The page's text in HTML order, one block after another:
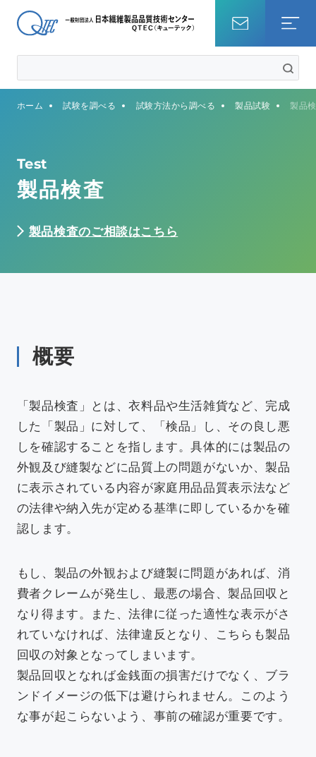
採用情報 依頼方法について
JA / EN
試験を調べる
QTECについて
ホーム 試験を調べる 試験方法から調べる 製品試験 製品
Test
製品検査
製品検査のご相談はこちら
概要
「製品検査」とは、衣料品や生活雑貨など、完成
した「製品」に対して、「検品」し、その良し悪
しを確認することを指します。具体的には製品の
外観及び縫製などに品質上の問題がないか、製品
に表示されている内容が家庭用品品質表示法など
の法律や納入先が定める基準に即しているかを確
認します。
もし、製品の外観および縫製に問題があれば、消
費者クレームが発生し、最悪の場合、製品回収と
なり得ます。また、法律に従った適性な表示がさ
れていなければ、法律違反となり、こちらも製品
回収の対象となってしまいます。
製品回収となれば金銭面の損害だけでなく、ブラ
ンドイメージの低下は避けられません。このよう
な事が起こらないよう、事前の確認が重要です。